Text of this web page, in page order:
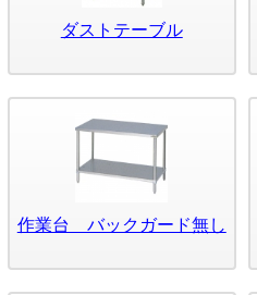
ダストテーブル
作業台 バックガード無し